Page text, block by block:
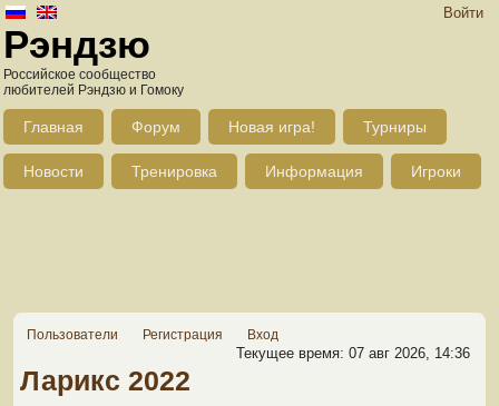
Войти
Рэндзю
Российское сообщество
любителей Рэндзю и Гомоку
Главная Форум Новая игра! Турниры
Новости Тренировка Информация Игроки
Пользователи Регистрация Вход
Текущее время: 07 авг 2026, 14:36
Ларикс 2022